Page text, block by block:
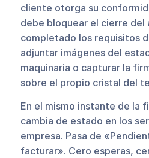
cliente otorga su
debe bloquear el cierre del
completado los requisitos
adjuntar imágenes del
maquinaria o capturar la
sobre el propio cristal del
En el mismo instante de la
cambia de estado en los
empresa. Pasa de
facturar». Cero esperas,